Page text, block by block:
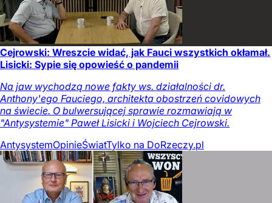
Cejrowski: Wreszcie widać, jak Fauci wszystkich okłamał.
Lisicki: Sypie się opowieść o pandemii
Na jaw wychodzą nowe fakty ws. działalności dr.
Anthony'ego Fauciego, architekta obostrzeń covidowych
na świecie. O bulwersującej sprawie rozmawiają w
"Antysystemie" Paweł Lisicki i Wojciech Cejrowski.
AntysystemOpinieŚwiatTylko na DoRzeczy.pl